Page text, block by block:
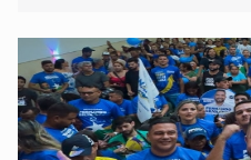
memória como bússola